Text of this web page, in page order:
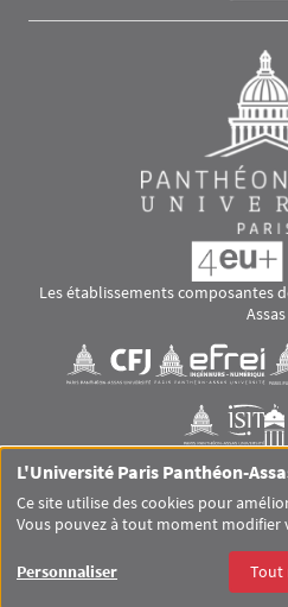
Les établissements composantes
Assas
Visuel svgVisuel svg
Visuel svg
RS footer
GLOSSAIRE
DONNÉES PERSONNELLES
L'Université Paris Panthéon-
Ce site utilise des cookies pour
Vous pouvez à tout moment modifier
Personnaliser Tout